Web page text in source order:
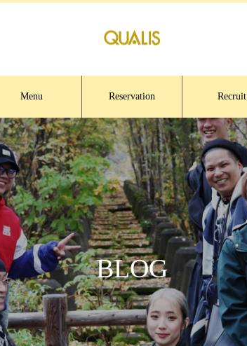
Menu Reservation Recruit
BLOG